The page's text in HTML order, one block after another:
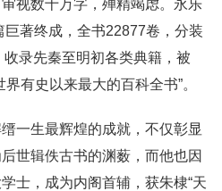
视数十万字，殚精竭虑。永乐
著终成，全书22877卷，分装
录先秦至明初各类典籍，被
界有史以来最大的百科全书”。
一生最辉煌的成就，不仅彰显
世辑佚古书的渊薮，而他也因
士，成为内阁首辅，获朱棣“天